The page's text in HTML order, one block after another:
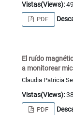
Vistas(Views):
PDF
El ruído
a monitorear
Claudia Patricia
Vistas(Views):
PDF